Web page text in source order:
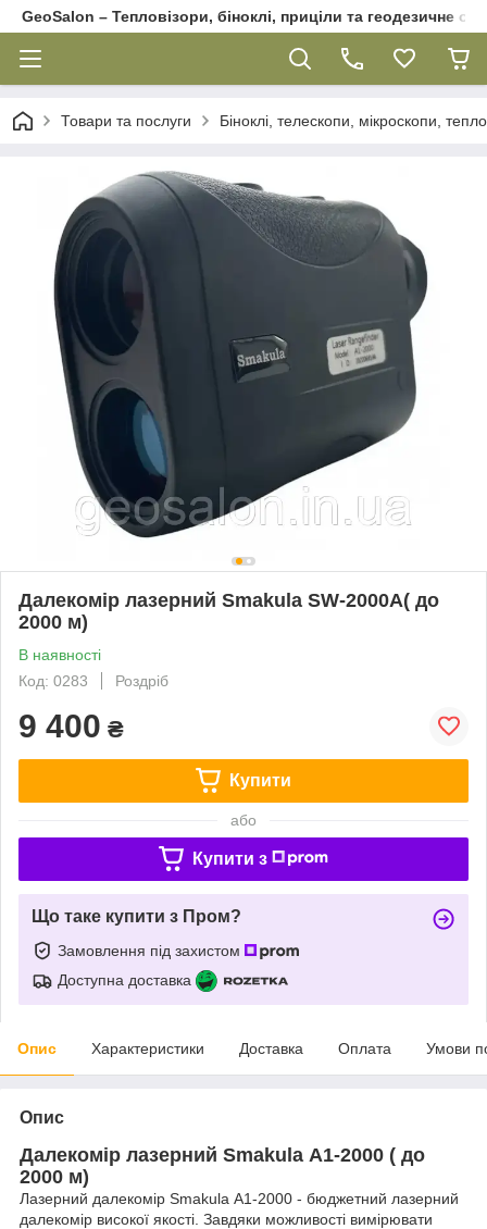
GeoSalon – Тепловізори, біноклі, приціли та геодезичне
Товари та послуги Біноклі, телескопи, мікроскопи,
Далекомір лазерний Smakula SW-2000A( до
2000 м)
В наявності
Код: 0283
Роздріб
9 400 ₴
Купити
або
Купити з
Що таке купити з Пром?
Замовлення під захистом
Доступна доставка
Опис Характеристики Доставка Оплата Умови
Опис
Далекомір лазерний Smakula А1-2000 ( до
2000 м)
Лазерний далекомір Smakula А1-2000 - бюджетний лазерний
далекомір високої якості. Завдяки можливості вимірювати